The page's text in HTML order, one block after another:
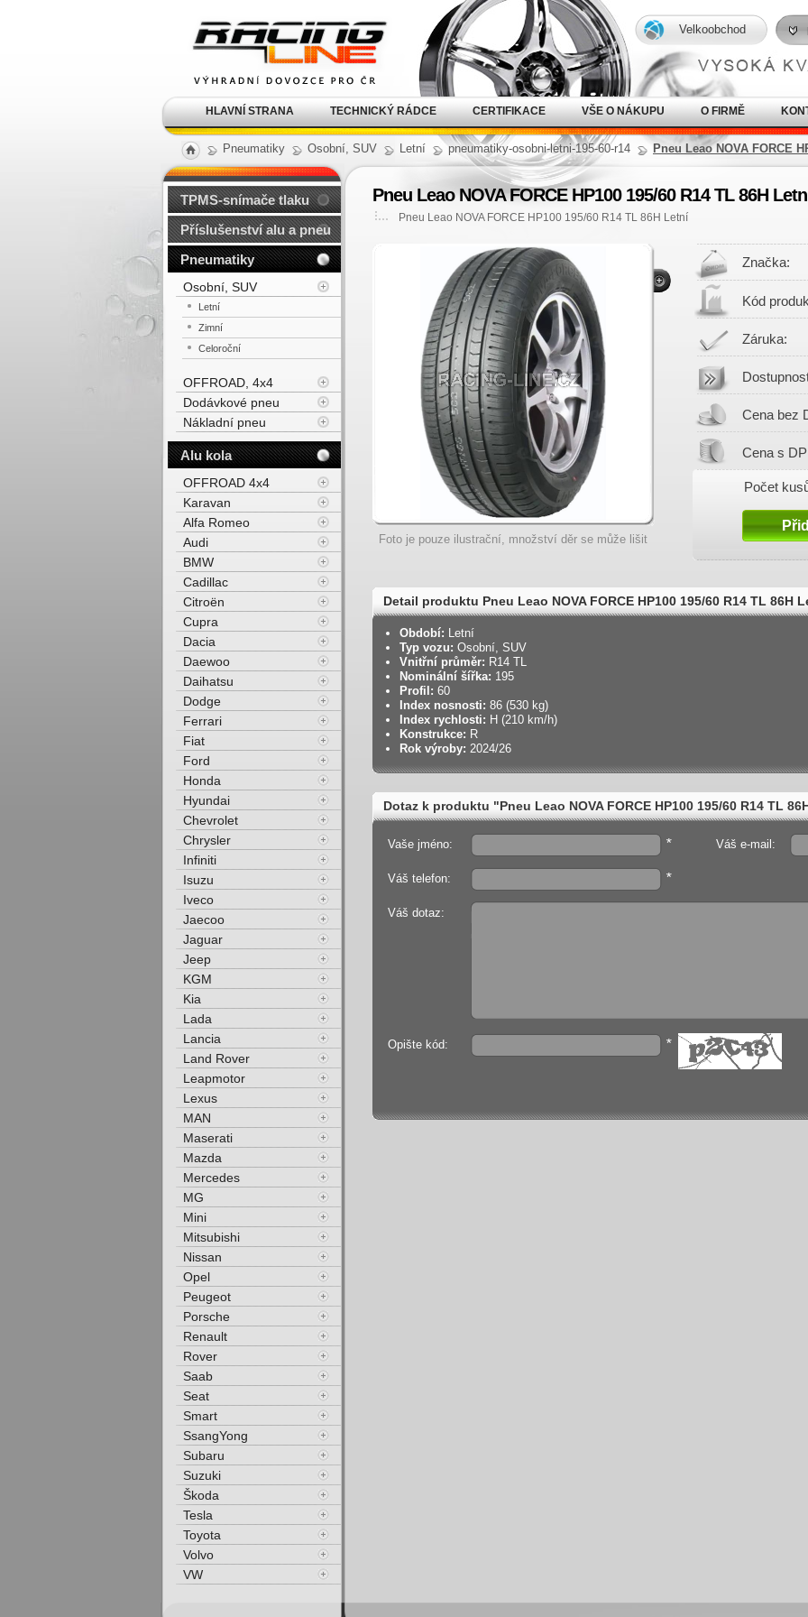
Pneumatiky Osobní, SUV Letní pneumatiky-osobni-letni-195-60-r14 Pneu Leao NOVA FORCE
Pneu Leao NOVA FORCE HP100 195/60 R14 TL 86H
Pneu Leao NOVA FORCE HP100 195/60 R14 TL 86H Letní
Foto je pouze ilustrační, množství děr se může lišit
Značka:
Kód
Záruka:
Cena bez
Cena s
Počet
Detail produktu Pneu Leao NOVA FORCE HP100 195/60 R14 TL 86H
Období: Letní
Typ vozu: Osobní, SUV
Vnitřní průměr: R14 TL
Nominální šířka: 195
Profil: 60
Index nosnosti: 86 (530 kg)
Index rychlosti: H (210 km/h)
Konstrukce: R
Rok výroby: 2024/26
Dotaz k produktu "Pneu Leao NOVA FORCE HP100 195/60 R14 TL
Vaše jméno: * Váš e-mail:
Váš telefon: *
Váš dotaz:
Opište kód: *
TPMS-snímače tlaku
Příslušenství alu a pneu
Pneumatiky
Osobní, SUV
Letní
Zimní
Celoroční
OFFROAD, 4x4
Dodávkové pneu
Nákladní pneu
Alu kola
OFFROAD 4x4
Karavan
Alfa Romeo
Audi
BMW
Cadillac
Citroën
Cupra
Dacia
Daewoo
Daihatsu
Dodge
Ferrari
Fiat
Ford
Honda
Hyundai
Chevrolet
Chrysler
Infiniti
Isuzu
Iveco
Jaecoo
Jaguar
Jeep
KGM
Kia
Lada
Lancia
Land Rover
Leapmotor
Lexus
MAN
Maserati
Mazda
Mercedes
MG
Mini
Mitsubishi
Nissan
Opel
Peugeot
Porsche
Renault
Rover
Saab
Seat
Smart
SsangYong
Subaru
Suzuki
Škoda
Tesla
Toyota
Volvo
VW
kola Racing Line
HLAVNÍ STRANA TECHNICKÝ RÁDCE CERTIFIKACE VŠE O NÁKUPU O FIRMĚ
Velkoobchod